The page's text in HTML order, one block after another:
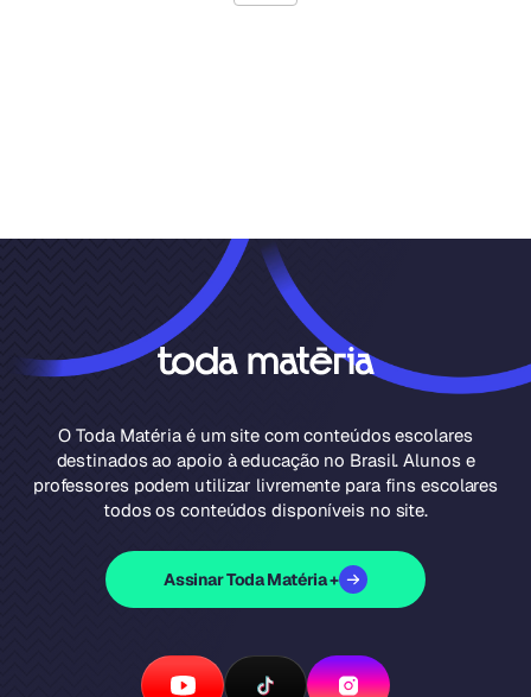
O Toda Matéria é um site com conteúdos escolares
destinados ao apoio à educação no Brasil. Alunos e
professores podem utilizar livremente para fins escolares
todos os conteúdos disponíveis no site.
Assinar Toda Matéria +